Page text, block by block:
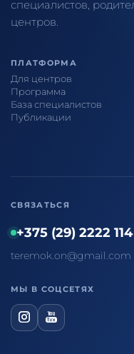
специалистов,
центров.
ПЛАТФОРМА
Для центров
Программа
База специалистов
Публикации
СВЯЗАТЬСЯ
+375 (29) 2222 114
teremok.on@gmail.com
МЫ В СОЦСЕТЯХ